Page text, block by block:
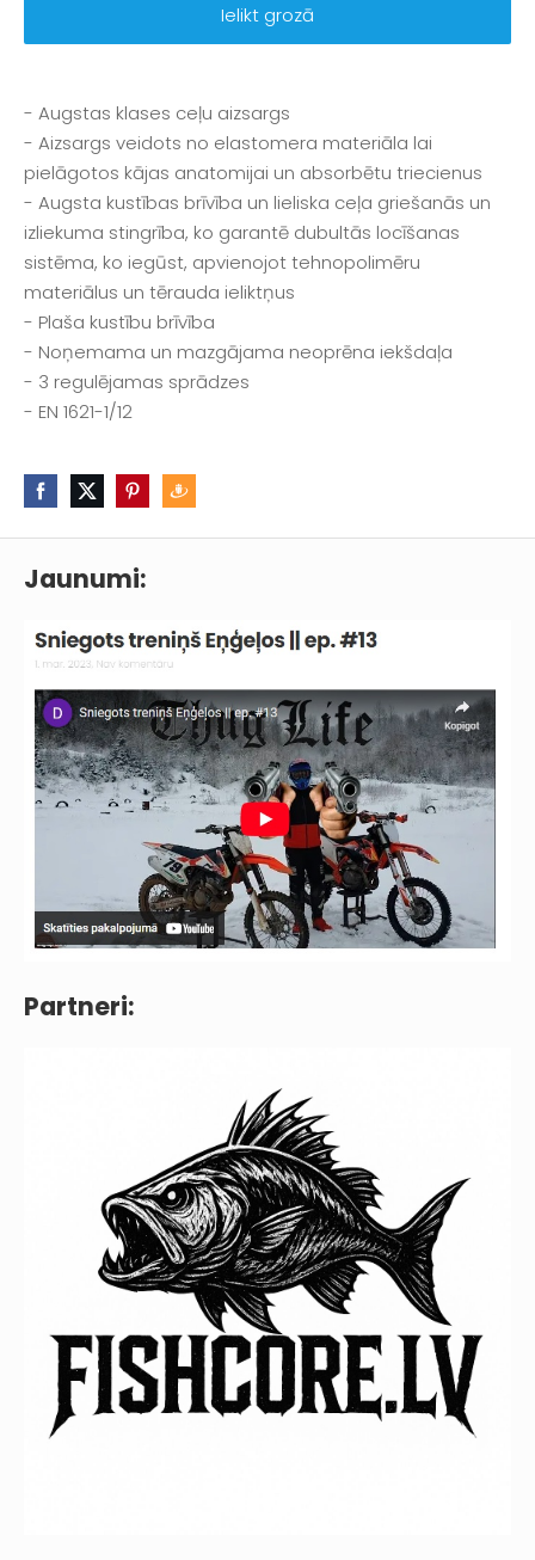
Jaunumi:
Partneri:
Ielikt grozā
- Augstas klases ceļu aizsargs
- Aizsargs veidots no elastomera materiāla lai
pielāgotos kājas anatomijai un absorbētu triecienus
- Augsta kustības brīvība un lieliska ceļa griešanās un
izliekuma stingrība, ko garantē dubultās locīšanas
sistēma, ko iegūst, apvienojot tehnopolimēru
materiālus un tērauda ieliktņus
- Plaša kustību brīvība
- Noņemama un mazgājama neoprēna iekšdaļa
- 3 regulējamas sprādzes
- EN 1621-1/12